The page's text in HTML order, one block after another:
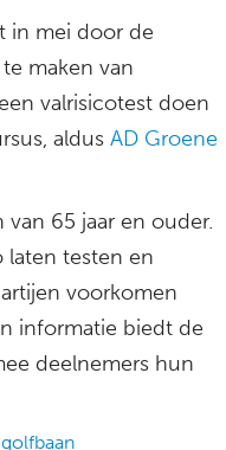
in mei door de
maken van
valrisicotest doen
aldus AD Groene
65 jaar en ouder.
laten testen en
voorkomen
informatie biedt de
deelnemers hun